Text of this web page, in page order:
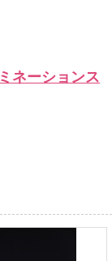
ネーションス